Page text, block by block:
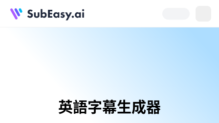
英語字幕生成器